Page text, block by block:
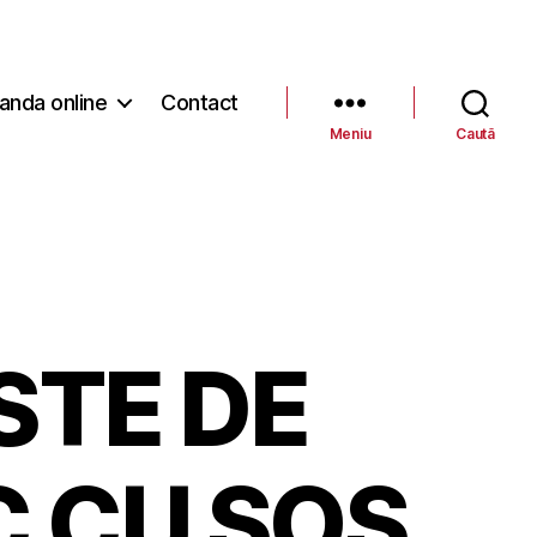
online Contact
Meniu Caută
DE